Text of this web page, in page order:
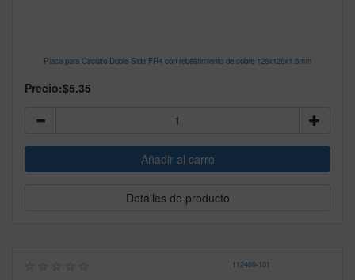
Placa para Circuito Doble-Side FR4 con rebestimiento de cobre 126x126x1.5mm
Precio:$5.35
Detalles de producto
112489-101